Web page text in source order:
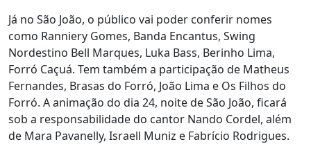
Já no São João, o público vai poder conferir nomes
como Ranniery Gomes, Banda Encantus, Swing
Nordestino Bell Marques, Luka Bass, Berinho Lima,
Forró Caçuá. Tem também a participação de Matheus
Fernandes, Brasas do Forró, João Lima e Os Filhos do
Forró. A animação do dia 24, noite de São João, ficará
sob a responsabilidade do cantor Nando Cordel, além
de Mara Pavanelly, Israell Muniz e Fabrício Rodrigues.